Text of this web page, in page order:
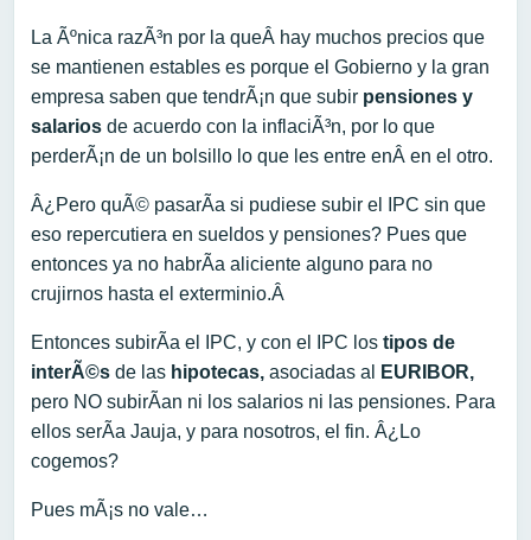
La Ãºnica razÃ³n por la queÂ hay muchos precios que
se mantienen estables es porque el Gobierno y la gran
empresa saben que tendrÃ¡n que subir pensiones y
salarios de acuerdo con la inflaciÃ³n, por lo que
perderÃ¡n de un bolsillo lo que les entre enÂ en el otro.
Â¿Pero quÃ© pasarÃ­a si pudiese subir el IPC sin que
eso repercutiera en sueldos y pensiones? Pues que
entonces ya no habrÃ­a aliciente alguno para no
crujirnos hasta el exterminio.Â
Entonces subirÃ­a el IPC, y con el IPC los tipos de
interÃ©s de las hipotecas, asociadas al
EURIBOR,
pero NO subirÃ­an ni los salarios ni las pensiones. Para
ellos serÃ­a Jauja, y para nosotros, el fin. Â¿Lo
cogemos?
Pues mÃ¡s no vale…